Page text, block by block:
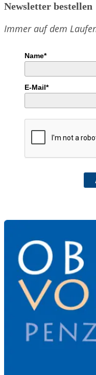
Newsletter bestellen
Immer auf dem
Name*
E-Mail*